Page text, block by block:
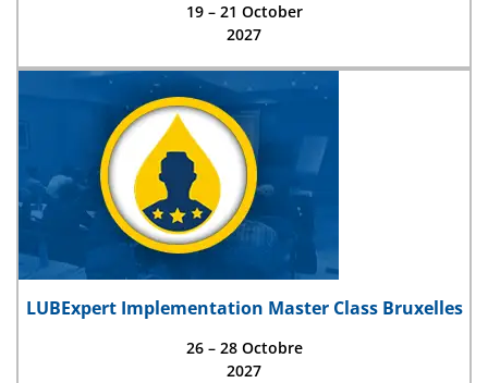
19 – 21 October
2027
LUBExpert Implementation Master Class Bruxelles
26 – 28 Octobre
2027